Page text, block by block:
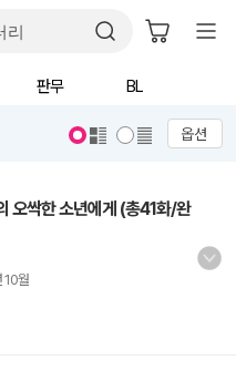
판무 BL
옵션
오싹한 소년에게 (총41화/완
10월